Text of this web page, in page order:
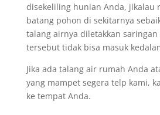
disekeliling hunian Anda, jikalau
batang pohon di sekitarnya
talang airnya diletakkan
tersebut tidak bisa masuk
Jika ada talang air rumah Anda
yang mampet segera telp kami,
ke tempat Anda.